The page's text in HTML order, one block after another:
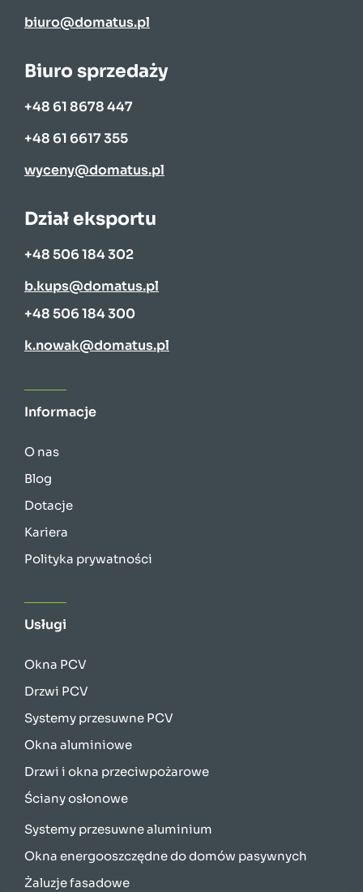
biuro@domatus.pl
Biuro sprzedaży
+48 61 8678 447
+48 61 6617 355
wyceny@domatus.pl
Dział eksportu
+48 506 184 302
b.kups@domatus.pl
+48 506 184 300
k.nowak@domatus.pl
Informacje
O nas
Blog
Dotacje
Kariera
Polityka prywatności
Usługi
Okna PCV
Drzwi PCV
Systemy przesuwne PCV
Okna aluminiowe
Drzwi i okna przeciwpożarowe
Ściany osłonowe
Systemy przesuwne aluminium
Okna energooszczędne do domów pasywnych
Żaluzje fasadowe